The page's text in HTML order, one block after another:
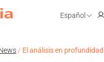
Español
/ El análisis en